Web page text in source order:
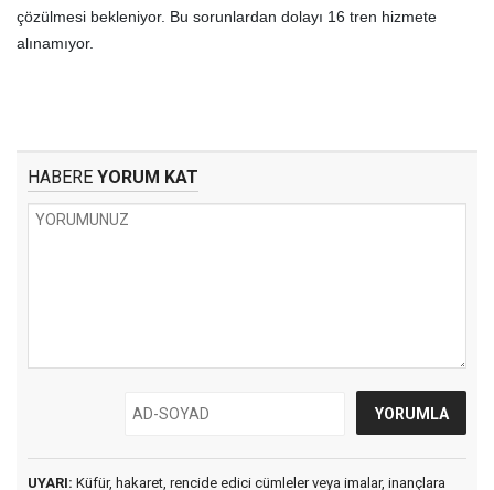
çözülmesi bekleniyor. Bu sorunlardan dolayı 16 tren hizmete
alınamıyor.
HABERE YORUM KAT
UYARI: Küfür, hakaret, rencide edici cümleler veya imalar, inançlara